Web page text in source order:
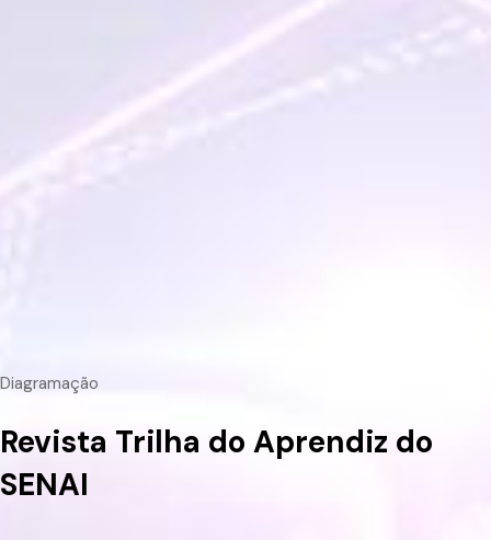
Diagramação
Revista Trilha do Aprendiz do
SENAI